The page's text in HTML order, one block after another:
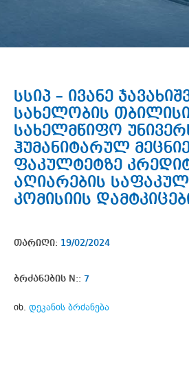
სსიპ – ივანე
სახელობის
სახელმწიფო
ჰუმანიტარულ
ფაკულტეტზე
აღიარების
კომისიის
თარიღი: 19/02/2024
ბრძანების N:: 7
იხ. დეკანის ბრძანება